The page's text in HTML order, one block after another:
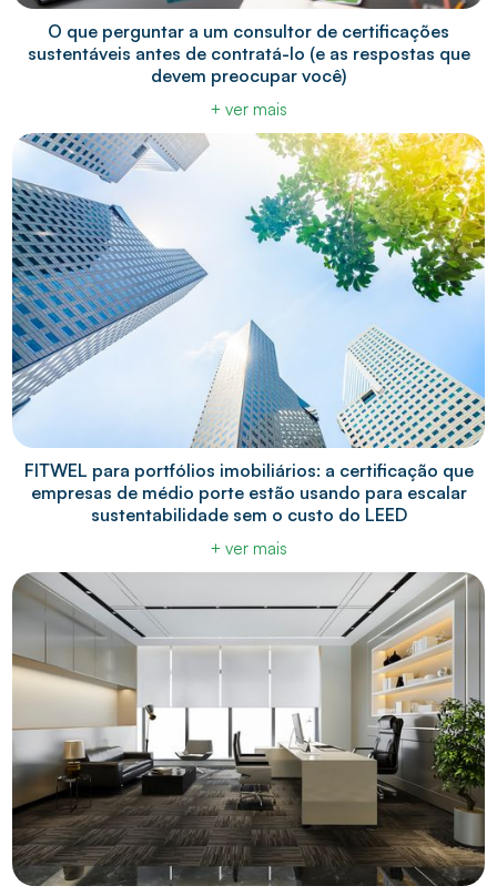
O que perguntar a um consultor de certificações
sustentáveis antes de contratá-lo (e as respostas que
devem preocupar você)
+ ver mais
FITWEL para portfólios imobiliários: a certificação que
empresas de médio porte estão usando para escalar
sustentabilidade sem o custo do LEED
+ ver mais